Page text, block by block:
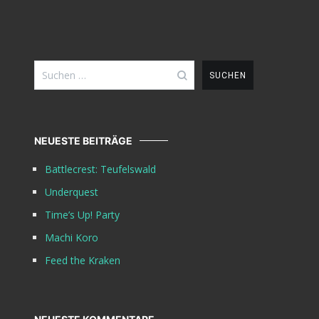
Suchen
nach:
NEUESTE BEITRÄGE
Battlecrest: Teufelswald
Underquest
Time’s Up! Party
Machi Koro
Feed the Kraken